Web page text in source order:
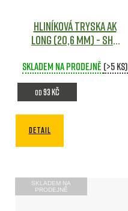
Hliníková tryska AK
long (20,6 mm) - SHS
Skladem na prodejně (>5 ks)
od 93 Kč
DETAIL
SKLADEM NA
PRODEJNĚ